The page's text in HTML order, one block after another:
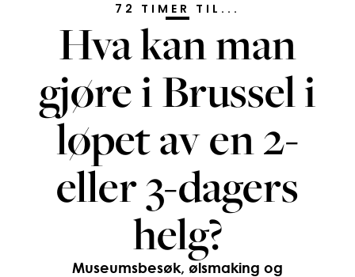
72 TIMER TIL...
Hva kan man
gjøre i Brussel i
løpet av en 2-
eller 3-dagers
helg?
Museumsbesøk, ølsmaking og